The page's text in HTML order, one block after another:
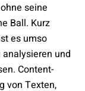
seine
Ball. Kurz
es umso
und
Content-
von Texten,